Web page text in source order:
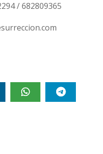
/ 682809365